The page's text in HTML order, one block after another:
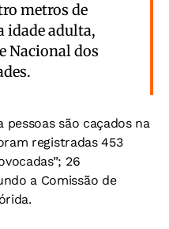
metros de
idade adulta,
Nacional dos
pessoas são caçados na
registradas 453
26
a Comissão de